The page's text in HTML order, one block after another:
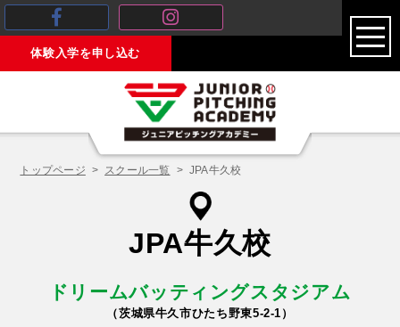
体験入学を申し込む
toggle
トップページ スクール一覧 JPA牛久校
JPA牛久校
ドリームバッティングスタジアム
（茨城県牛久市ひたち野東5-2-1）